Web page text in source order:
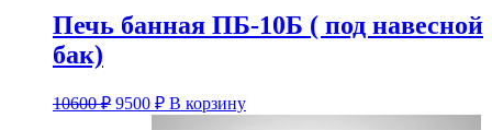
Печь банная ПБ-10Б ( под навесной
бак)
10600₽ Первоначальная
9500 ₽Текущая
цена:
В корзину